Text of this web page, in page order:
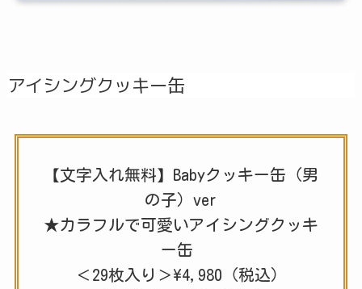
アイシングクッキー缶
【文字入れ無料】Babyクッキー缶（男
の子）ver
★カラフルで可愛いアイシングクッキ
ー缶
＜29枚入り＞\4,980（税込）